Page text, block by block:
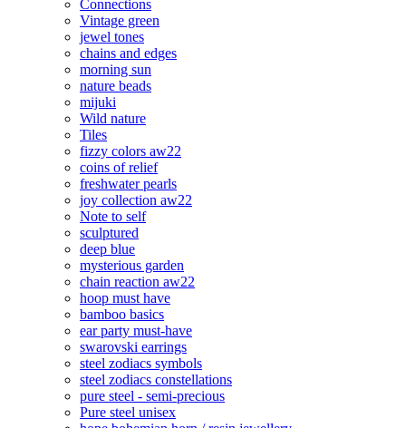
Connections
Vintage green
jewel tones
chains and edges
morning sun
nature beads
mijuki
Wild nature
Tiles
fizzy colors aw22
coins of relief
freshwater pearls
joy collection aw22
Note to self
sculptured
deep blue
mysterious garden
chain reaction aw22
hoop must have
bamboo basics
ear party must-have
swarovski earrings
steel zodiacs symbols
steel zodiacs constellations
pure steel - semi-precious
Pure steel unisex